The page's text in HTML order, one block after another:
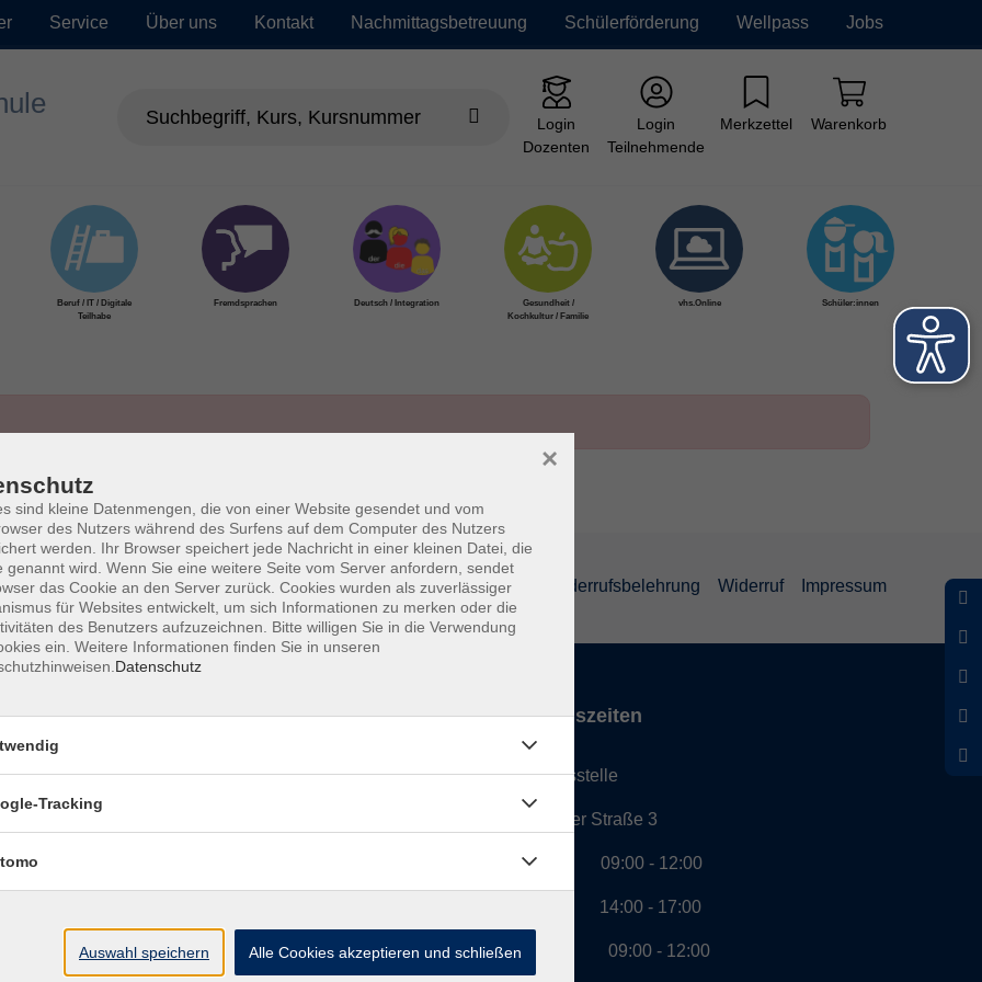
Service Über uns Kontakt Nachmittagsbetreuung Schülerförderung Wellpass Jobs
Login
Dozenten
Login
Teilnehmende
Merkzettel Warenkorb
Beruf / IT / Digitale
Teilhabe
Fremdsprachen Deutsch / Integration
Gesundheit /
Kochkultur / Familie
vhs.Online Schüler:innen
AGB Datenschutzerklärung Barrierefreiheit Widerrufsbelehrung Widerruf Impressum
Volkshochschule Haar e.V.
Geschäftsstelle im Poststadl
Münchener Straße 3
85540 Haar
Öffnungszeiten
Geschäftsstelle
Münchener Straße 3
Montag 09:00 - 12:00
14:00 - 17:00
Dienstag 09:00 - 12:00
sind kleine Datenmengen, die von einer Website gesendet und vom
des Nutzers während des Surfens auf dem Computer des Nutzers
werden. Ihr Browser speichert jede Nachricht in einer kleinen Datei, die
genannt wird. Wenn Sie eine weitere Seite vom Server anfordern, sendet
das Cookie an den Server zurück. Cookies wurden als zuverlässiger
für Websites entwickelt, um sich Informationen zu merken oder die
des Benutzers aufzuzeichnen. Bitte willigen Sie in die Verwendung
ein. Weitere Informationen finden Sie in unseren
Datenschutz
×
Tracking
Auswahl speichern Alle Cookies akzeptieren und schließen